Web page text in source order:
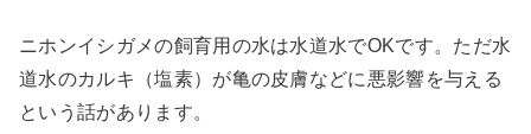
ニホンイシガメの飼育用の水は水道水でOKです。ただ水
道水のカルキ（塩素）が亀の皮膚などに悪影響を与える
という話があります。